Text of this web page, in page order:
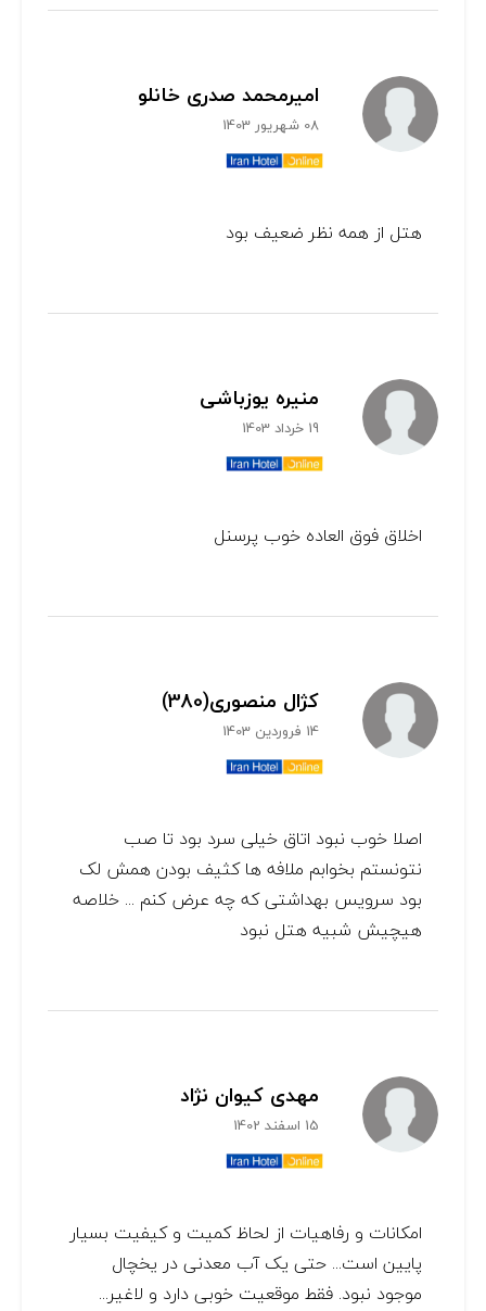
امیرمحمد صدری خانلو
08 شهریور 1403
هتل از همه نظر ضعیف بود
منیره یوزباشی
19 خرداد 1403
اخلاق فوق العاده خوب پرسنل
کژال منصوری(380)
14 فروردین 1403
اصلا خوب نبود اتاق خیلی سرد بود تا صب
نتونستم بخوابم ملافه ها کثیف بودن همش لک
بود سرویس بهداشتی که چه عرض کنم ... خلاصه
هیچیش شبیه هتل نبود
مهدی کیوان نژاد
15 اسفند 1402
امکانات و رفاهیات از لحاظ کمیت و کیفیت بسیار
پایین است... حتی یک آب معدنی در یخچال
موجود نبود. فقط موقعیت خوبی دارد و لاغیر...